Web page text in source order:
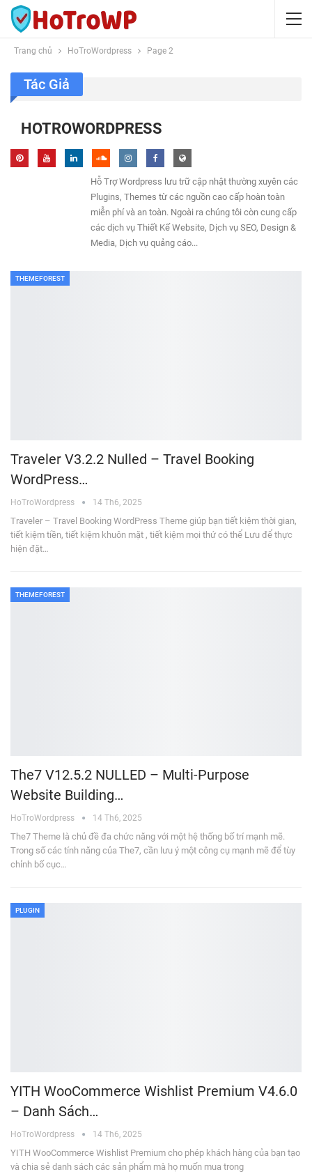
Trang chủ HoTroWordpress Page 2
Tác Giả
HOTROWORDPRESS
Hỗ Trợ Wordpress lưu trữ cập nhật thường xuyên các
Plugins, Themes từ các nguồn cao cấp hoàn toàn
miễn phí và an toàn. Ngoài ra chúng tôi còn cung cấp
các dịch vụ Thiết Kế Website, Dịch vụ SEO, Design &
Media, Dịch vụ quảng cáo...
THEMEFOREST
Traveler V3.2.2 Nulled – Travel Booking
WordPress…
HoTroWordpress 14 Th6, 2025
Traveler – Travel Booking WordPress Theme giúp bạn tiết kiệm thời gian,
tiết kiệm tiền, tiết kiệm khuôn mặt , tiết kiệm mọi thứ có thể Lưu để thực
hiện đặt…
THEMEFOREST
The7 V12.5.2 NULLED – Multi-Purpose
Website Building…
HoTroWordpress 14 Th6, 2025
The7 Theme là chủ đề đa chức năng với một hệ thống bố trí mạnh mẽ.
Trong số các tính năng của The7, cần lưu ý một công cụ mạnh mẽ để tùy
chỉnh bố cục…
PLUGIN
YITH WooCommerce Wishlist Premium V4.6.0
– Danh Sách…
HoTroWordpress 14 Th6, 2025
YITH WooCommerce Wishlist Premium cho phép khách hàng của bạn tạo
và chia sẻ danh sách các sản phẩm mà họ muốn mua trong